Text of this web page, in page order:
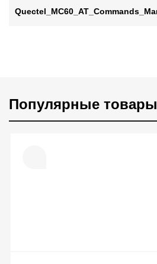
Популярные товары